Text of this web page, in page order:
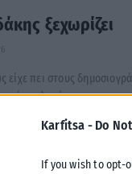
Karfitsa - Do
If you wish to opt-
ξεχωρίζει
πει στους
εκλογών, ...